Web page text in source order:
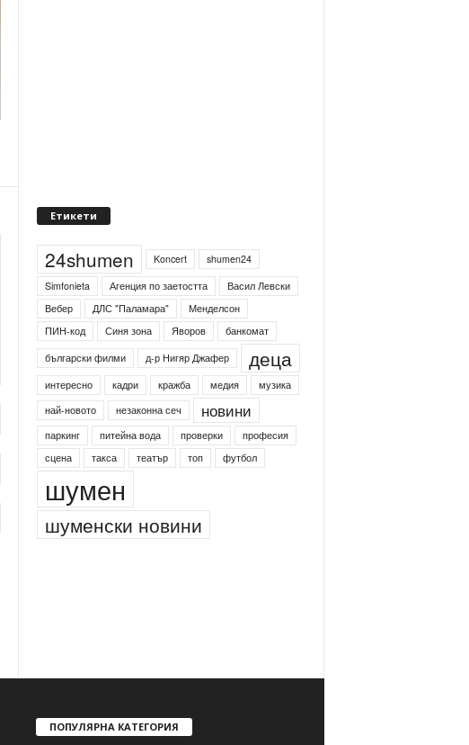
Етикети
24shumen Koncert
shumen24
Simfonieta
Агенция по заетостта
Васил Левски
Вебер
ДЛС "Паламара"
Менделсон
ПИН-код
Синя зона Яворов
банкомат
български филми
д-р Нигяр Джафер деца
интересно кадри кражба медия
музика
най-новото
незаконна сеч новини
паркинг питейна вода проверки
професия
сцена
такса театър топ футбол
шумен
шуменски новини
ПОПУЛЯРНА КАТЕГОРИЯ